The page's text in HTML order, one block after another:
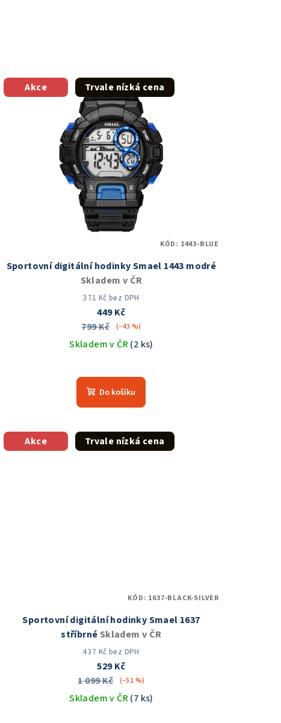
Akce Trvale nízká cena
Sportovní digitální hodinky Smael 1443 modré
Skladem v ČR
371 Kč bez DPH
449 Kč
799 Kč
(–43 %)
Skladem v ČR(2 ks)
hodnocení
produktu
je
z
5
Do košíku
KÓD: 1443-BLUE
Akce Trvale nízká cena
Sportovní digitální hodinky Smael 1637
stříbrné Skladem v ČR
437 Kč bez DPH
529 Kč
1 099 Kč
(–51 %)
Skladem v ČR(7 ks)
KÓD: 1637-BLACK-SILVER